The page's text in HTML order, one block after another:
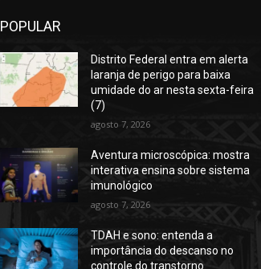
POPULAR
Distrito Federal entra em alerta
laranja de perigo para baixa
umidade do ar nesta sexta-feira
(7)
agosto 7, 2026
Aventura microscópica: mostra
interativa ensina sobre sistema
imunológico
agosto 7, 2026
TDAH e sono: entenda a
importância do descanso no
controle do transtorno